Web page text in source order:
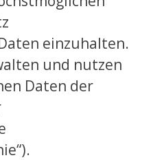
einzuhalten.
und nutzen
Daten der